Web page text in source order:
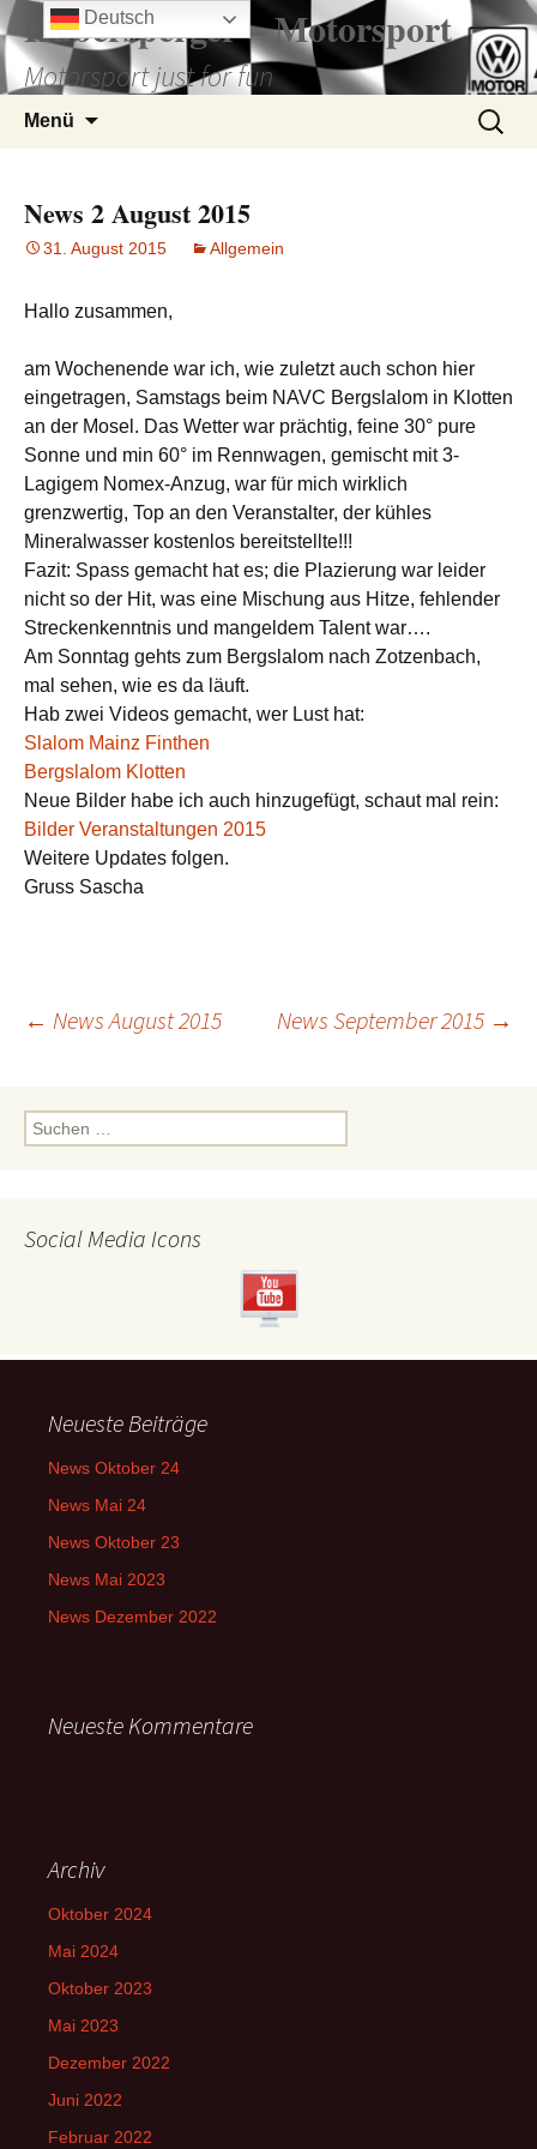
Zum
Inhalt
springen
Hubersperger – Motorsport
Motorsport just for fun
Menü
Suchen
nach:
News 2 August 2015
31. August 2015 Allgemein
Hallo zusammen,
am Wochenende war ich, wie zuletzt auch schon hier
eingetragen, Samstags beim NAVC Bergslalom in Klotten
an der Mosel. Das Wetter war prächtig, feine 30° pure
Sonne und min 60° im Rennwagen, gemischt mit 3-
Lagigem Nomex-Anzug, war für mich wirklich
grenzwertig, Top an den Veranstalter, der kühles
Mineralwasser kostenlos bereitstellte!!!
Fazit: Spass gemacht hat es; die Plazierung war leider
nicht so der Hit, was eine Mischung aus Hitze, fehlender
Streckenkenntnis und mangeldem Talent war….
Am Sonntag gehts zum Bergslalom nach Zotzenbach,
mal sehen, wie es da läuft.
Hab zwei Videos gemacht, wer Lust hat:
Slalom Mainz Finthen
Bergslalom Klotten
Neue Bilder habe ich auch hinzugefügt, schaut mal rein:
Bilder Veranstaltungen 2015
Weitere Updates folgen.
Gruss Sascha
Beitragsnavigation
← News August 2015 News September 2015 →
Suchen
nach:
Social Media Icons
Neueste Beiträge
News Oktober 24
News Mai 24
News Oktober 23
News Mai 2023
News Dezember 2022
Neueste Kommentare
Archiv
Oktober 2024
Mai 2024
Oktober 2023
Mai 2023
Dezember 2022
Juni 2022
Februar 2022
Deutsch